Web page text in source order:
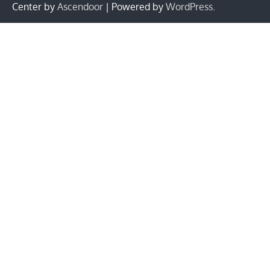
Center by Ascendoor | Powered by WordPress.